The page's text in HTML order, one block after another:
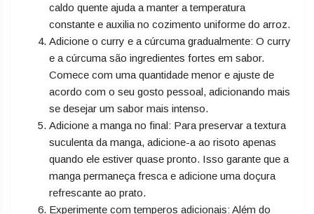
caldo quente ajuda a manter a temperatura
constante e auxilia no cozimento uniforme do arroz.
Adicione o curry e a cúrcuma gradualmente: O curry
e a cúrcuma são ingredientes fortes em sabor.
Comece com uma quantidade menor e ajuste de
acordo com o seu gosto pessoal, adicionando mais
se desejar um sabor mais intenso.
Adicione a manga no final: Para preservar a textura
suculenta da manga, adicione-a ao risoto apenas
quando ele estiver quase pronto. Isso garante que a
manga permaneça fresca e adicione uma doçura
refrescante ao prato.
Experimente com temperos adicionais: Além do